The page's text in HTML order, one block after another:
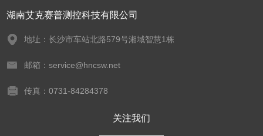
湖南艾克赛普测控科技有限公司
地址：长沙市车站北路579号湘域智慧1栋
邮箱：service@hncsw.net
传真：0731-84284378
关注我们